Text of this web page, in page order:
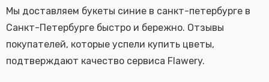
Мы доставляем букеты синие в санкт-петербурге в
Санкт-Петербурге быстро и бережно. Отзывы
покупателей, которые успели купить цветы,
подтверждают качество сервиса Flawery.